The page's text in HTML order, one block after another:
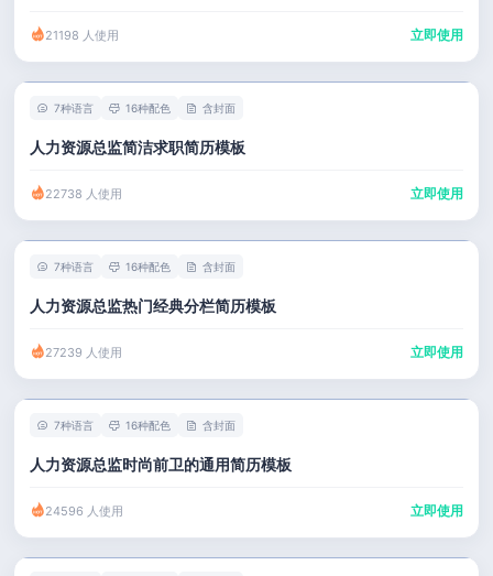
21198 人使用 立即使用
7种语言 16种配色 含封面
人力资源总监简洁求职简历模板
22738 人使用 立即使用
7种语言 16种配色 含封面
人力资源总监热门经典分栏简历模板
27239 人使用 立即使用
7种语言 16种配色 含封面
人力资源总监时尚前卫的通用简历模板
24596 人使用 立即使用